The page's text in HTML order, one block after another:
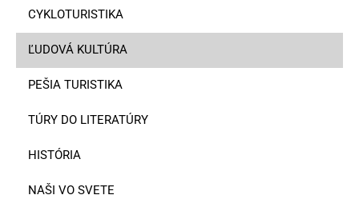
CYKLOTURISTIKA
ĽUDOVÁ KULTÚRA
PEŠIA TURISTIKA
TÚRY DO LITERATÚRY
HISTÓRIA
NAŠI VO SVETE